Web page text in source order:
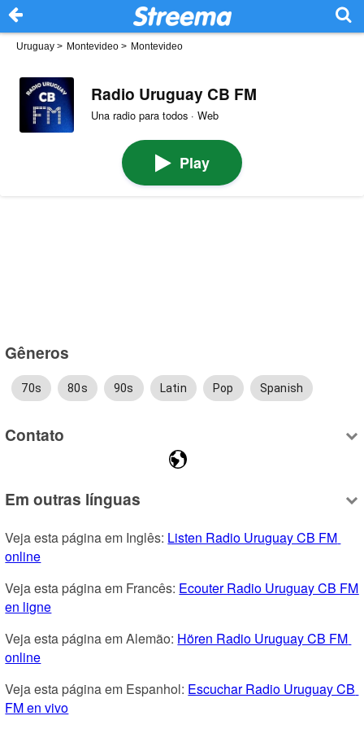
Uruguay > Montevideo > Montevideo
Radio Uruguay CB FM
Una radio para todos · Web
Play
Gêneros
70s 80s 90s Latin Pop Spanish
Contato
Em outras línguas
Veja esta página em Inglês: Listen Radio Uruguay CB FM
online
Veja esta página em Francês: Ecouter Radio Uruguay CB FM
en ligne
Veja esta página em Alemão: Hören Radio Uruguay CB FM
online
Veja esta página em Espanhol: Escuchar Radio Uruguay CB
FM en vivo